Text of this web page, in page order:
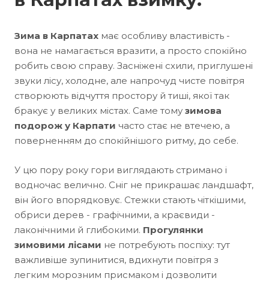
Зима в Карпатах має особливу властивість -
вона не намагається вразити, а просто спокійно
робить свою справу. Засніжені схили, приглушені
звуки лісу, холодне, але напрочуд чисте повітря
створюють відчуття простору й тиші, якої так
бракує у великих містах. Саме тому зимова
подорож у Карпати часто стає не втечею, а
поверненням до спокійнішого ритму, до себе.
У цю пору року гори виглядають стримано і
водночас велично. Сніг не прикрашає ландшафт,
він його впорядковує. Стежки стають чіткішими,
обриси дерев - графічними, а краєвиди -
лаконічними й глибокими. Прогулянки
зимовими лісами не потребують поспіху: тут
важливіше зупинитися, вдихнути повітря з
легким морозним присмаком і дозволити